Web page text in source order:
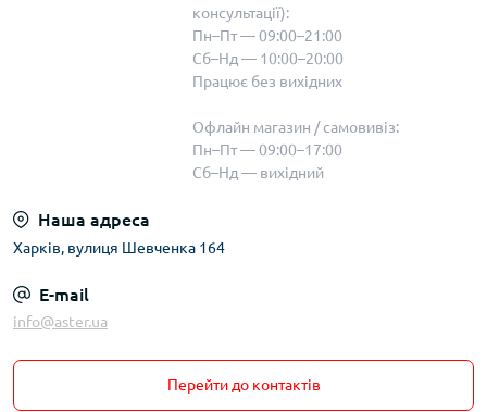
консультації):
Пн–Пт — 09:00–21:00
Сб–Нд — 10:00–20:00
Працює без вихідних
Офлайн магазин / самовивіз:
Пн–Пт — 09:00–17:00
Сб–Нд — вихідний
Наша адреса
Харків, вулиця Шевченка 164
E-mail
info@aster.ua
Перейти до контактів